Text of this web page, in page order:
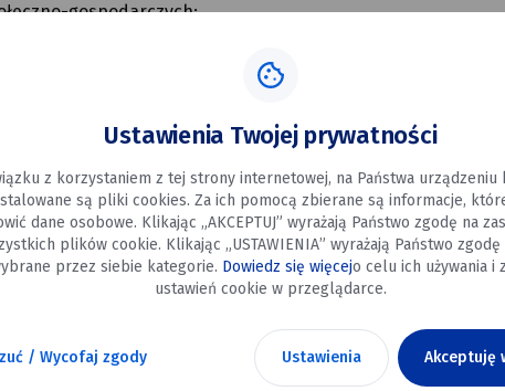
gospodarczych;
zadań Miasta i wybór lub zatwierdzenie wyboru
i zapisów na rzecz Miasta;
sądową oraz ustalanie warunków ugody w tych
do prowadzenia Zastępcy Burmistrza lub Sekretarzowi
jednostek organizacyjnych;
jednostkami organizacyjnymi oraz udzielanie
pełnomocnictwa;
Ustawienia Twojej prywatności
z korzystaniem z tej strony internetowej, na Państwa urządzeniu
są pliki cookies. Za ich pomocą zbierane są informacje,
dane osobowe. Klikając „AKCEPTUJ” wyrażają Państwo zgodę na
plików cookie. Klikając „USTAWIENIA” wyrażają Państwo
przez siebie kategorie. Dowiedz się więcejo celu ich używania i
ustawień cookie w przeglądarce.
/ Wycofaj zgody Ustawienia Akceptuję